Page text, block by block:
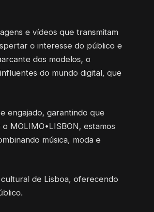
e vídeos que transmitam
o interesse do público e
dos modelos, o
do mundo digital, que
engajado, garantindo que
MOLIMO•LISBON, estamos
música, moda e
de Lisboa, oferecendo